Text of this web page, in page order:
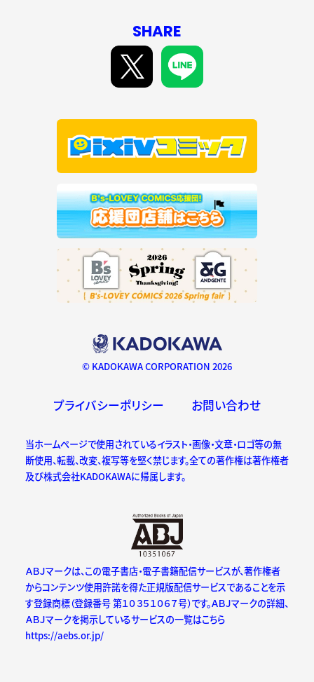
SHARE
© KADOKAWA CORPORATION 2026
プライバシーポリシー お問い合わせ
当ホームページで使用されているイラスト・画像・文章・ロゴ等の無
断使用、転載、改変、複写等を堅く禁じます。全ての著作権は著作権者
及び株式会社KADOKAWAに帰属します。
ＡＢＪマークは、この電子書店・電子書籍配信サービスが、著作権者
からコンテンツ使用許諾を得た正規版配信サービスであることを示
す登録商標（登録番号 第１０３５１０６７号）です。ＡＢＪマークの詳細、
ＡＢＪマークを掲示しているサービスの一覧はこちら
https://aebs.or.jp/